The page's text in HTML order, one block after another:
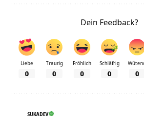
Dein Feedback?
Liebe
0
Traurig
0
Fröhlich
0
Schläfrig
0 0
SUKADEV